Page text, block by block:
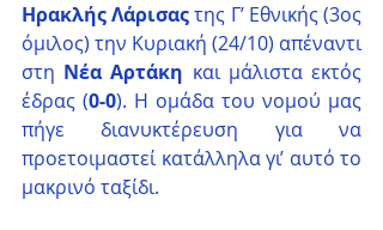
Ηρακλής Λάρισας της Γ’ Εθνικής (3ος
όμιλος) την Κυριακή (24/10) απέναντι
στη Νέα Αρτάκη και μάλιστα εκτός
έδρας (0-0). Η ομάδα του νομού μας
πήγε διανυκτέρευση για να
προετοιμαστεί κατάλληλα γι’ αυτό το
μακρινό ταξίδι.